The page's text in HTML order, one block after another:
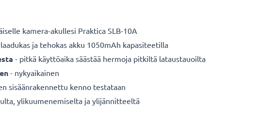
kamera-akullesi Praktica SLB-10A
ja tehokas akku 1050mAh kapasiteetilla
- pitkä käyttöaika säästää hermoja pitkiltä lataustauoilta
- nykyaikainen
sisäänrakennettu kenno testataan
ylikuumenemiselta ja ylijännitteeltä